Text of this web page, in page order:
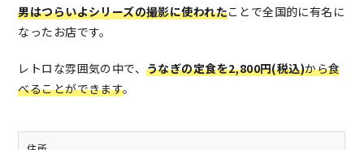
男はつらいよシリーズの撮影に使われたことで全国的に有名に
なったお店です。
レトロな雰囲気の中で、うなぎの定食を2,800円(税込)から食
べることができます。